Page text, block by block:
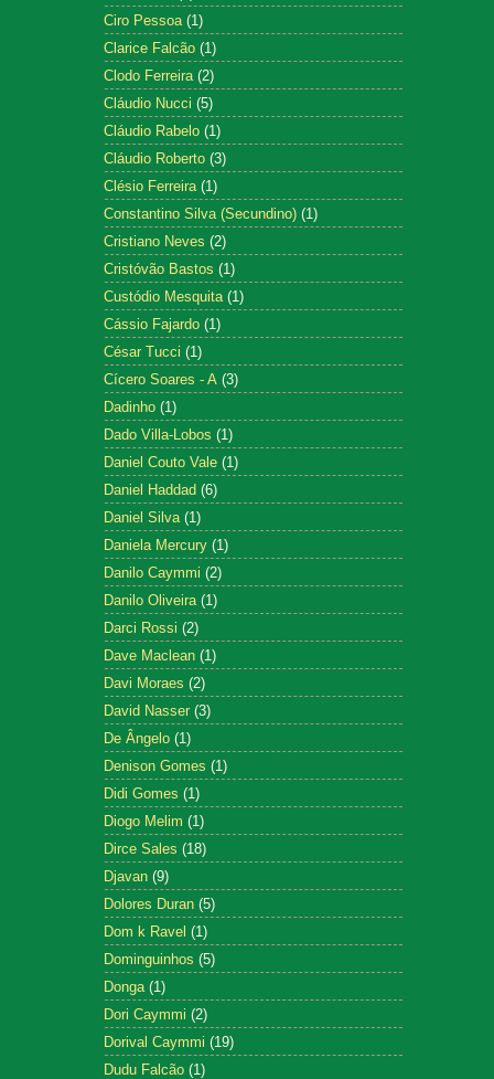
Ciro Pessoa (1)
Clarice Falcão (1)
Clodo Ferreira (2)
Cláudio Nucci (5)
Cláudio Rabelo (1)
Cláudio Roberto (3)
Clésio Ferreira (1)
Constantino Silva (Secundino) (1)
Cristiano Neves (2)
Cristóvão Bastos (1)
Custódio Mesquita (1)
Cássio Fajardo (1)
César Tucci (1)
Cícero Soares - A (3)
Dadinho (1)
Dado Villa-Lobos (1)
Daniel Couto Vale (1)
Daniel Haddad (6)
Daniel Silva (1)
Daniela Mercury (1)
Danilo Caymmi (2)
Danilo Oliveira (1)
Darci Rossi (2)
Dave Maclean (1)
Davi Moraes (2)
David Nasser (3)
De Ângelo (1)
Denison Gomes (1)
Didi Gomes (1)
Diogo Melim (1)
Dirce Sales (18)
Djavan (9)
Dolores Duran (5)
Dom k Ravel (1)
Dominguinhos (5)
Donga (1)
Dori Caymmi (2)
Dorival Caymmi (19)
Dudu Falcão (1)